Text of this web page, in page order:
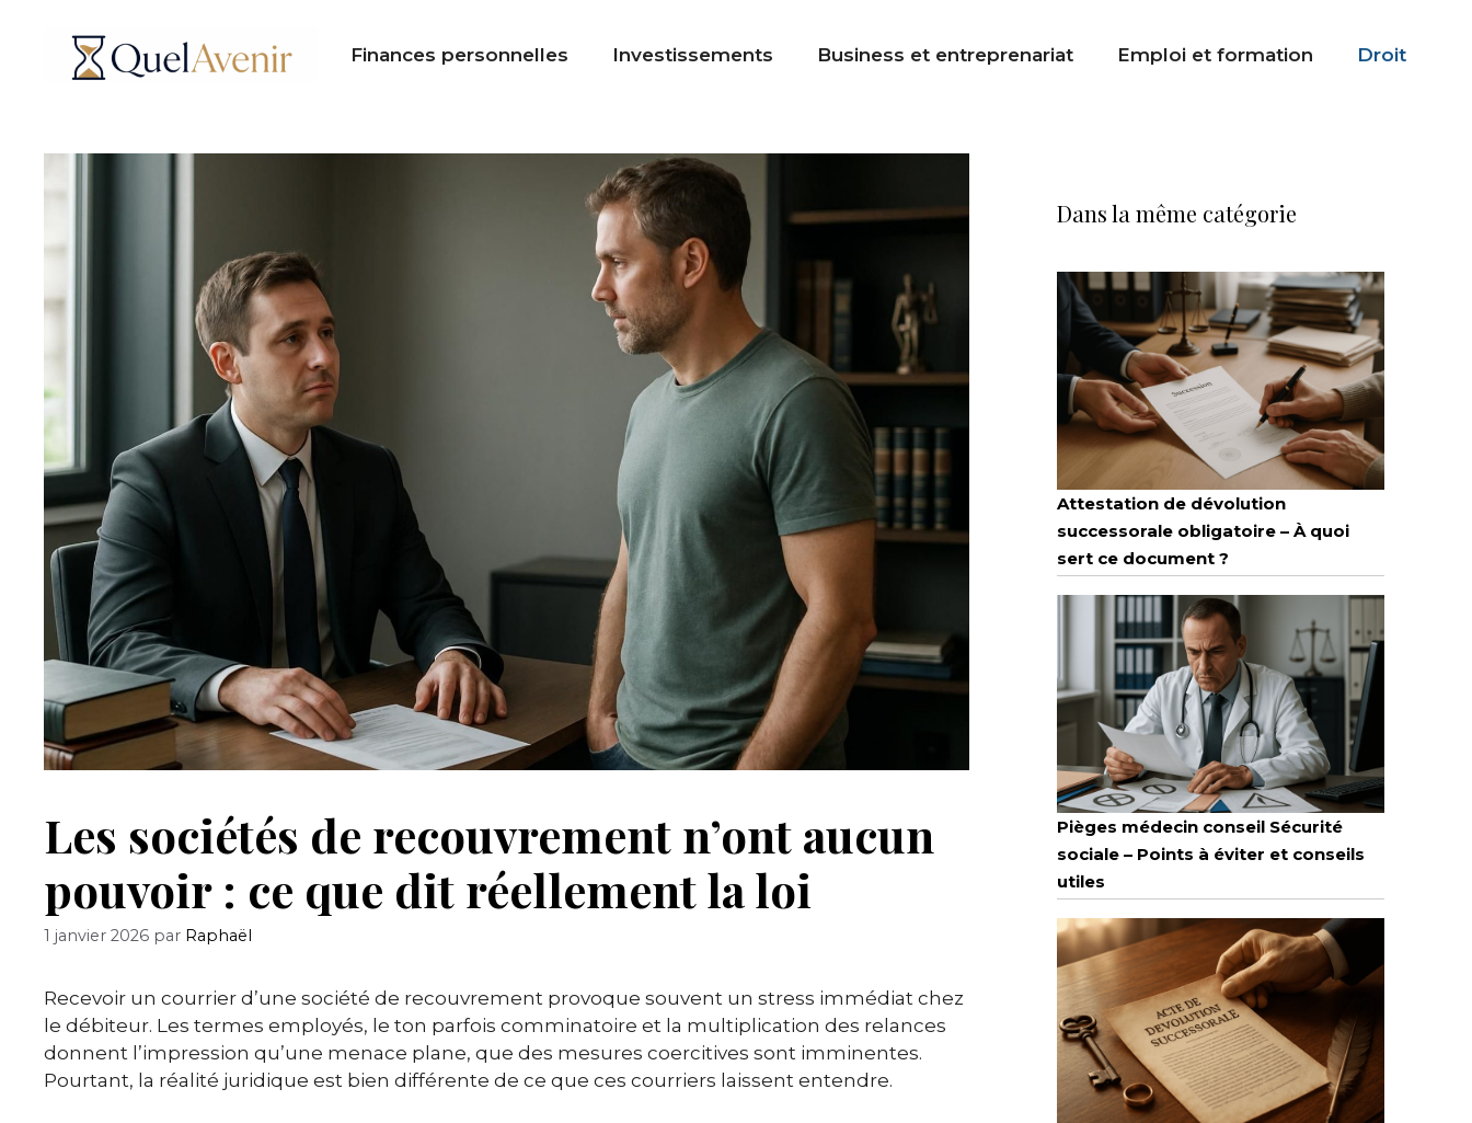
contenu
Finances personnelles Investissements Business et entreprenariat Emploi et formation Droit
Les sociétés de recouvrement n’ont aucun
pouvoir : ce que dit réellement la loi
1 janvier 2026 par Raphaël
Recevoir un courrier d’une société de recouvrement provoque souvent un stress immédiat chez
le débiteur. Les termes employés, le ton parfois comminatoire et la multiplication des relances
donnent l’impression qu’une menace plane, que des mesures coercitives sont imminentes.
Pourtant, la réalité juridique est bien différente de ce que ces courriers laissent entendre.
Dans la même catégorie
Attestation de dévolution
successorale obligatoire – À quoi
sert ce document ?
Pièges médecin conseil Sécurité
sociale – Points à éviter et conseils
utiles